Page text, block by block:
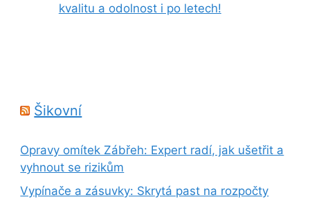
kvalitu a odolnost i po letech!
Šikovní
Opravy omítek Zábřeh: Expert radí, jak ušetřit a
vyhnout se rizikům
Vypínače a zásuvky: Skrytá past na rozpočty